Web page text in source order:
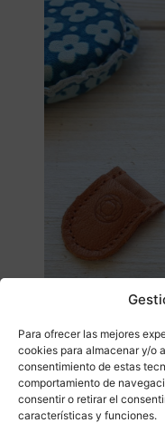
Para ofrecer las mejores
cookies para almacenar y/o
consentimiento de estas
comportamiento de
consentir o retirar el
características y funciones.
Tijeras Seki
Tijeras,Cohana,
18,90€-19,90€